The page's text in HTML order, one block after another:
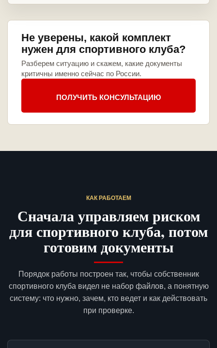
Не уверены, какой комплект
нужен для спортивного клуба?
Разберем ситуацию и скажем, какие документы
критичны именно сейчас по России.
ПОЛУЧИТЬ КОНСУЛЬТАЦИЮ
КАК РАБОТАЕМ
Сначала управляем риском
для спортивного клуба, потом
готовим документы
Порядок работы построен так, чтобы собственник
спортивного клуба видел не набор файлов, а понятную
систему: что нужно, зачем, кто ведет и как действовать
при проверке.